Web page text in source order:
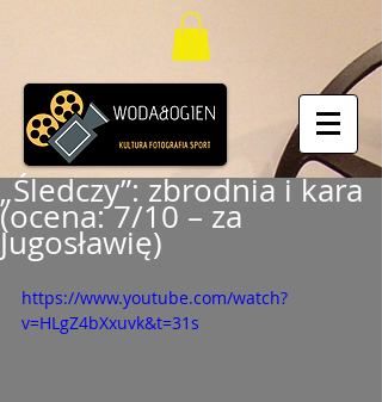
„Śledczy”: zbrodnia i kara
(ocena: 7/10 – za
Jugosławię)
https://www.youtube.com/watch?
v=HLgZ4bXxuvk&t=31s